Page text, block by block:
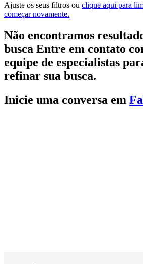
Ajuste os seus filtros ou clique aqui para
começar novamente.
Não encontramos
busca Entre em contato
equipe de especialistas
refinar sua busca.
Inicie uma conversa em